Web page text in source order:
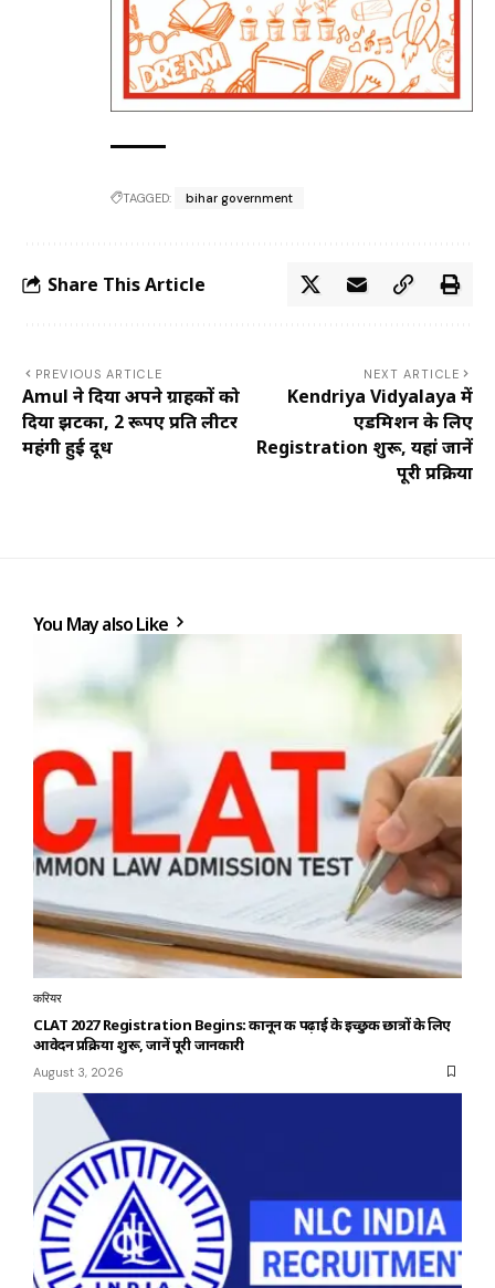
TAGGED: bihar government
Share This Article
PREVIOUS ARTICLE
Amul ने दिया अपने ग्राहकों को
दिया झटका, 2 रूपए प्रति लीटर
महंगी हुई दूध
NEXT ARTICLE
Kendriya Vidyalaya में
एडमिशन के लिए
Registration शुरू, यहां जानें
पूरी प्रक्रिया
You May also Like
करियर
CLAT 2027 Registration Begins: कानून की पढ़ाई के इच्छुक छात्रों के लिए
आवेदन प्रक्रिया शुरू, जानें पूरी जानकारी
August 3, 2026